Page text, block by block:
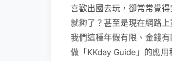
喜歡出國去玩，卻常常覺
就夠了？甚至是現在網路
我們這種年假有限、金錢
做「KKday Guide」的應